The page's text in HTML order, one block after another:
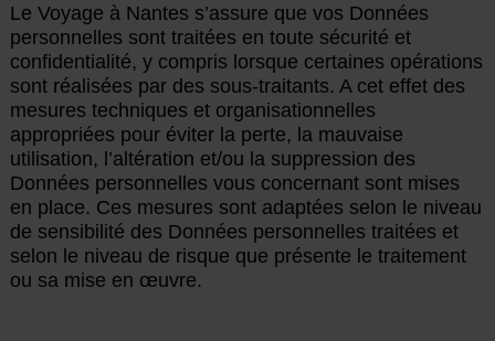
Le Voyage à Nantes s’assure que vos Données
personnelles sont traitées en toute sécurité et
confidentialité, y compris lorsque certaines opérations
sont réalisées par des sous-traitants. A cet effet des
mesures techniques et organisationnelles
appropriées pour éviter la perte, la mauvaise
utilisation, l’altération et/ou la suppression des
Données personnelles vous concernant sont mises
en place. Ces mesures sont adaptées selon le niveau
de sensibilité des Données personnelles traitées et
selon le niveau de risque que présente le traitement
ou sa mise en œuvre.